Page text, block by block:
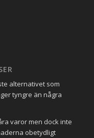
alternativet som
tyngre än några
varor men dock inte
obetydligt